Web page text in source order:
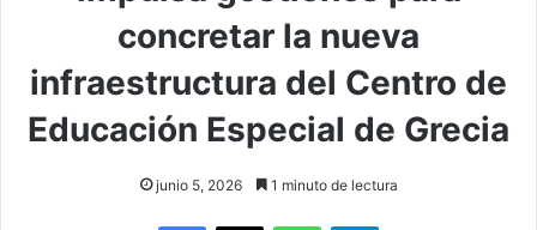
concretar la nueva
infraestructura del Centro de
Educación Especial de Grecia
junio 5, 2026 1 minuto de lectura
WhatsAppTelegram